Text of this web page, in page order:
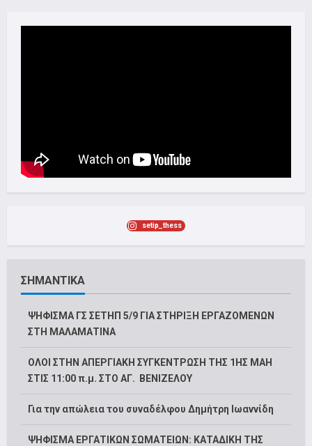
setip_thess
ΣΗΜΑΝΤΙΚΑ
ΨΗΦΙΣΜΑ ΓΣ ΣΕΤΗΠ 5/9 ΓΙΑ ΣΤΗΡΙΞΗ ΕΡΓΑΖΟΜΕΝΩΝ
ΣΤΗ ΜΑΛΑΜΑΤΙΝΑ
ΟΛΟΙ ΣΤΗΝ ΑΠΕΡΓΙΑΚΗ ΣΥΓΚΕΝΤΡΩΣΗ ΤΗΣ 1ΗΣ ΜΑΗ
ΣΤΙΣ 11:00 π.μ. ΣΤΟ ΑΓ. ΒΕΝΙΖΕΛΟΥ
Για την απώλεια του συναδέλφου Δημήτρη Ιωαννίδη
ΨΗΦΙΣΜΑ ΕΡΓΑΤΙΚΩΝ ΣΩΜΑΤΕΙΩΝ: ΚΑΤΑΔΙΚΗ ΤΗΣ